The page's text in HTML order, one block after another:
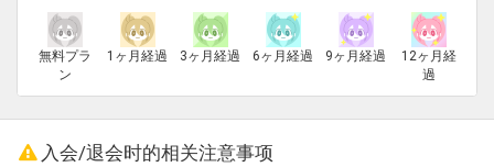
無料プラ
ン
1ヶ月経過 3ヶ月経過 6ヶ月経過 9ヶ月経過
12ヶ月経
過
入会/退会时的相关注意事项